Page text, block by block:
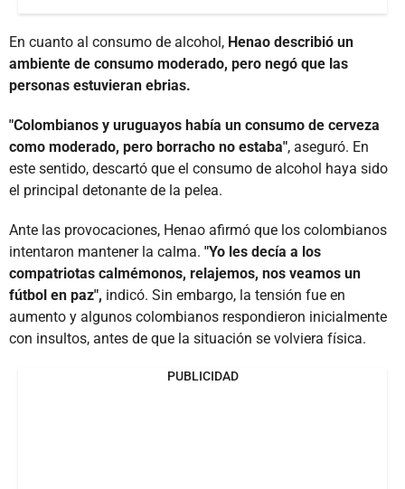
En cuanto al consumo de alcohol, Henao describió un
ambiente de consumo moderado, pero negó que las
personas estuvieran ebrias.
"Colombianos y uruguayos había un consumo de cerveza
como moderado, pero borracho no estaba", aseguró. En
este sentido, descartó que el consumo de alcohol haya sido
el principal detonante de la pelea.
Ante las provocaciones, Henao afirmó que los colombianos
intentaron mantener la calma. "Yo les decía a los
compatriotas calmémonos, relajemos, nos veamos un
fútbol en paz", indicó. Sin embargo, la tensión fue en
aumento y algunos colombianos respondieron inicialmente
con insultos, antes de que la situación se volviera física.
PUBLICIDAD